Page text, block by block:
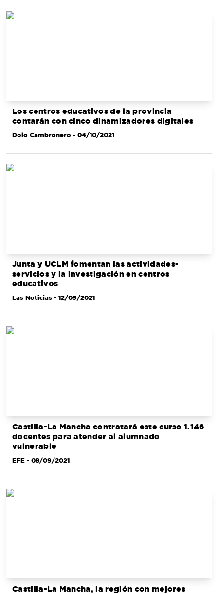
Los centros educativos de la provincia
contarán con cinco dinamizadores digitales
Dolo Cambronero - 04/10/2021
Junta y UCLM fomentan las actividades-
servicios y la investigación en centros
educativos
Las Noticias - 12/09/2021
Castilla-La Mancha contratará este curso 1.146
docentes para atender al alumnado
vulnerable
EFE - 08/09/2021
Castilla-La Mancha, la región con mejores